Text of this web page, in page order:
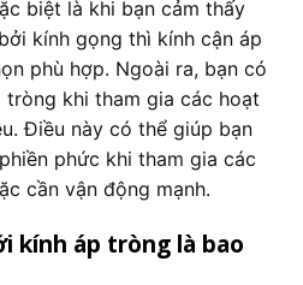
biệt là khi bạn cảm thấy
kính gọng thì kính cận áp
phù hợp. Ngoài ra, bạn có
khi tham gia các hoạt
Điều này có thể giúp bạn
phức khi tham gia các
cần vận động mạnh.
kính áp tròng là bao